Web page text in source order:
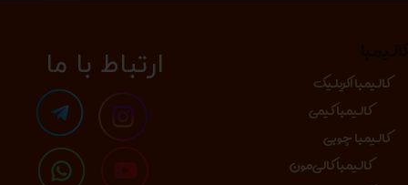
​​​ارتباط با ما
کالیمبا اکریلیک
کالیمبا کیمی
کالیمبا چوبی
کالیمبا کالی‌مون